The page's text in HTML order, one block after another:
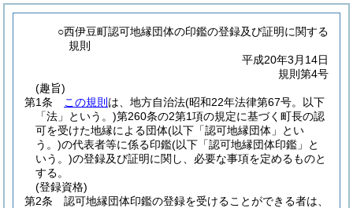
○西伊豆町認可地縁団体の印鑑の登録及び証明に関する
規則
平成20年3月14日
規則第4号
(趣旨)
第1条
この規則 は、地方自治法(昭和22年法律第67号。以下
「法」という。)第260条の2第1項の規定に基づく町長の認
可を受けた地縁による団体(以下「認可地縁団体」とい
う。)の代表者等に係る印鑑(以下「認可地縁団体印鑑」と
いう。)の登録及び証明に関し、必要な事項を定めるものと
する。
(登録資格)
第2条
認可地縁団体印鑑の登録を受けることができる者は、